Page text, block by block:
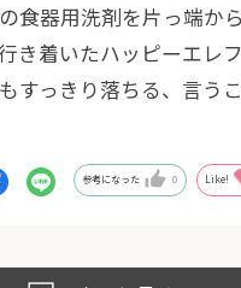
食器用洗剤を片っ端か
き着いたハッピーエレフ
すっきり落ちる、言う
参考になった 0 Like!